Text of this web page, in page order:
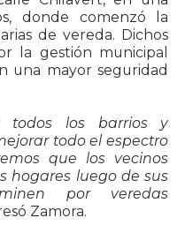
donde comenzó la
de vereda. Dichos
la gestión municipal
una mayor seguridad
todos los barrios y
todo el espectro
que los vecinos
hogares luego de sus
por veredas
Zamora.